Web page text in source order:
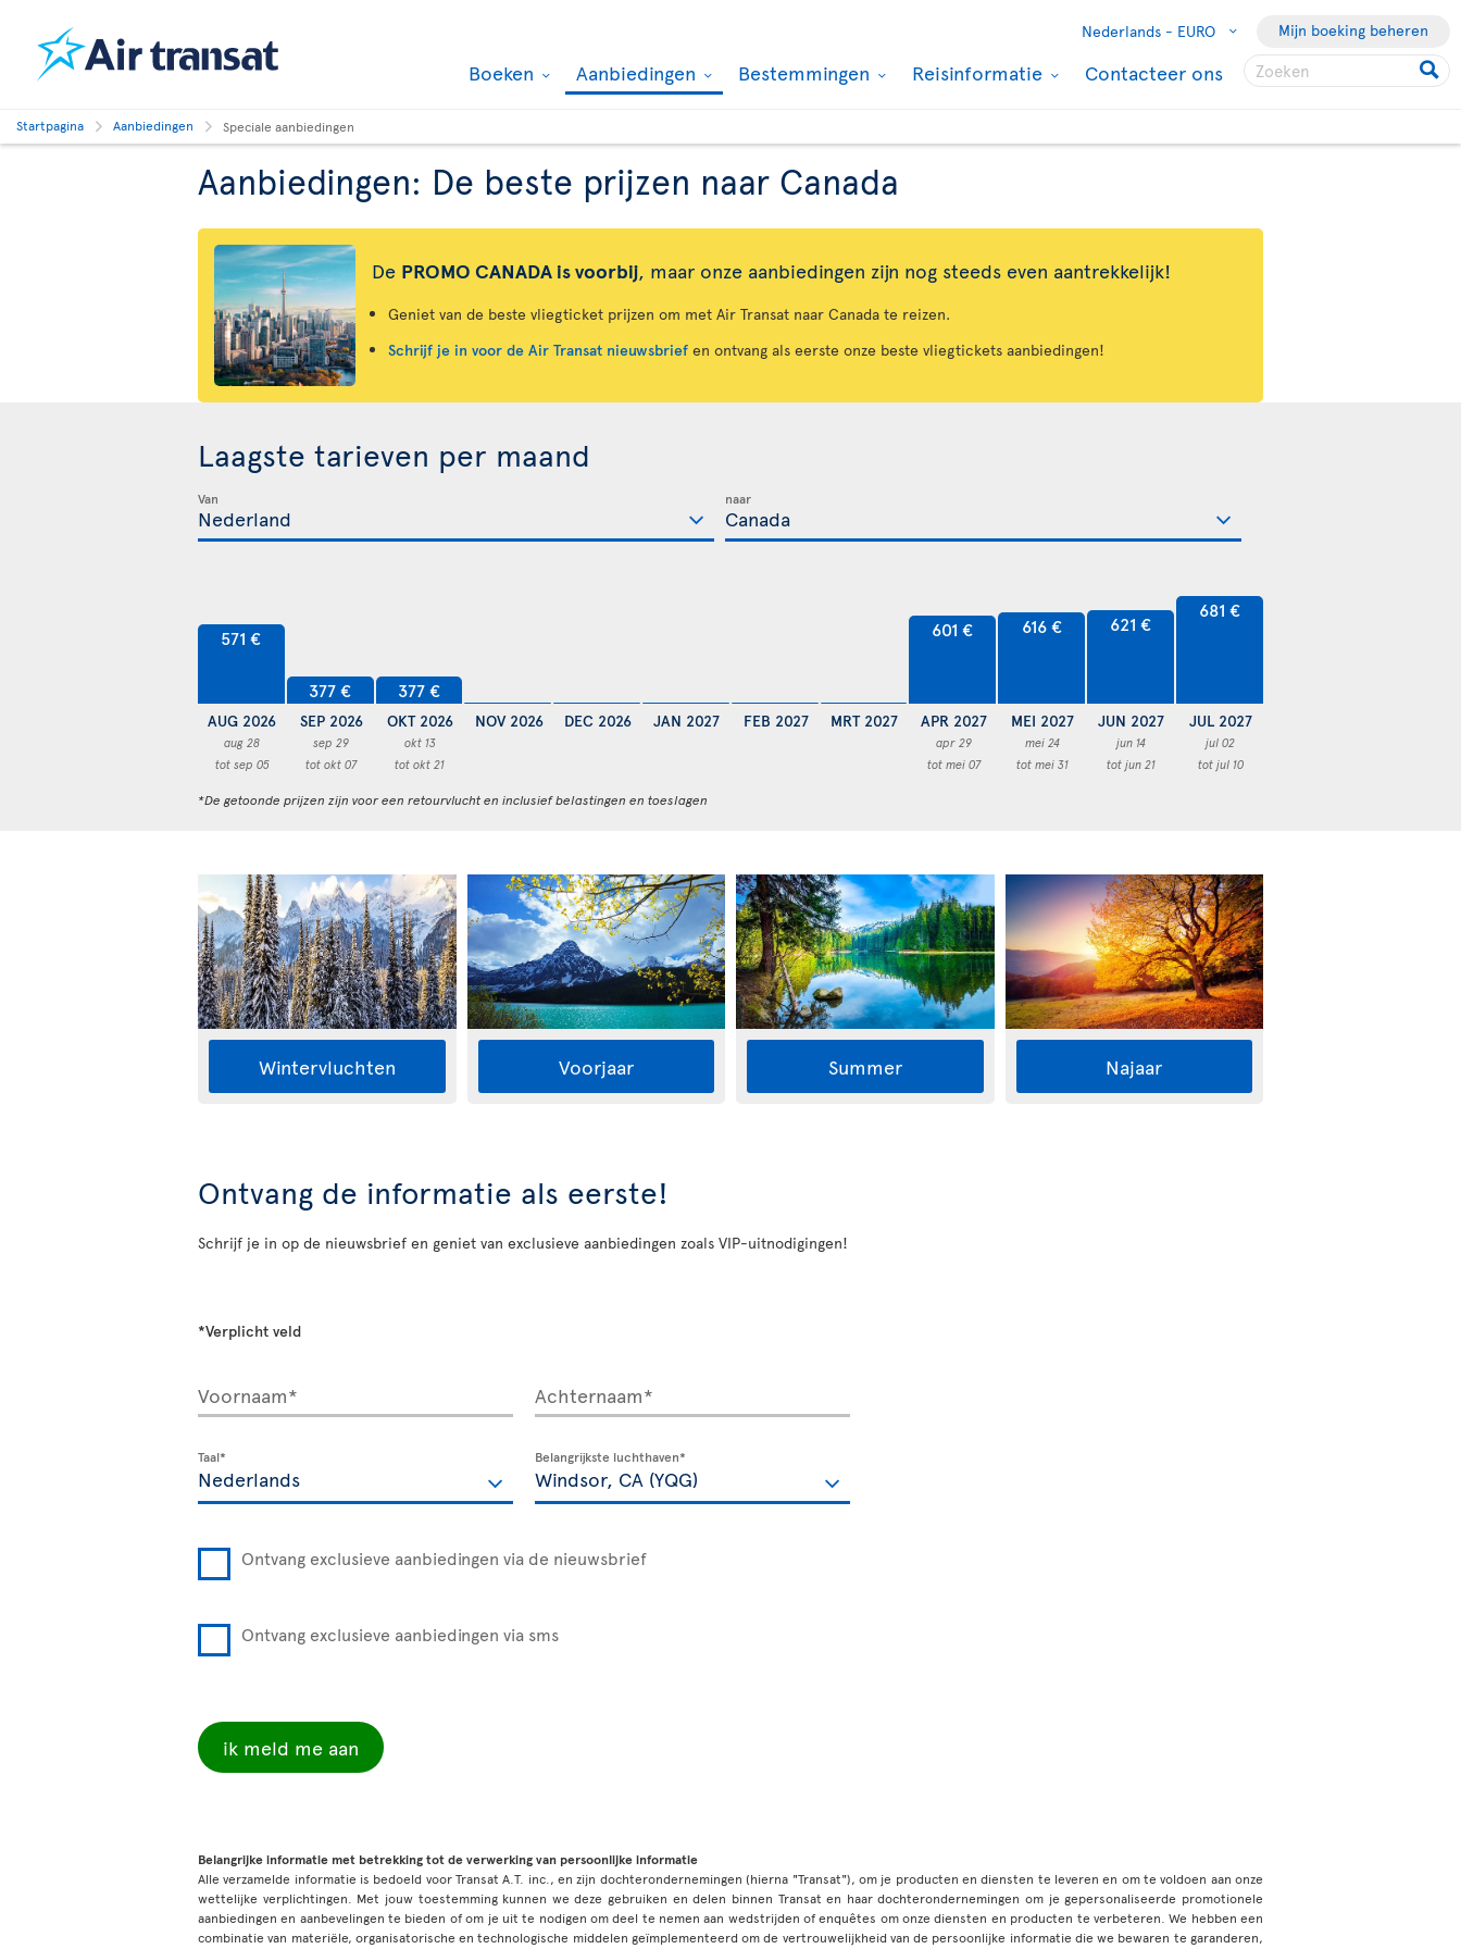
Nederlands - EURO Mijn boeking beheren
Boeken Aanbiedingen Bestemmingen Reisinformatie Contacteer ons
Startpagina Aanbiedingen Speciale aanbiedingen
Aanbiedingen: De beste prijzen naar Canada
De PROMO CANADA is voorbij, maar onze aanbiedingen zijn nog steeds even aantrekkelijk!
Geniet van de beste vliegticket prijzen om met Air Transat naar Canada te reizen.
Schrijf je in voor de Air Transat nieuwsbrief en ontvang als eerste onze beste vliegtickets aanbiedingen!
Laagste tarieven per maand
Van naar
571 €
AUG 2026
aug 28
tot sep 05
377 €
SEP 2026
sep 29
tot okt 07
377 €
OKT 2026
okt 13
tot okt 21
NOV 2026 DEC 2026 JAN 2027 FEB 2027 MRT 2027
601 €
APR 2027
apr 29
tot mei 07
616 €
MEI 2027
mei 24
tot mei 31
621 €
JUN 2027
jun 14
tot jun 21
681 €
JUL 2027
jul 02
tot jul 10
*De getoonde prijzen zijn voor een retourvlucht en inclusief belastingen en toeslagen
Wintervluchten Voorjaar Summer Najaar
Ontvang de informatie als eerste!
Schrijf je in op de nieuwsbrief en geniet van exclusieve aanbiedingen zoals VIP-uitnodigingen!
*Verplicht veld
Voornaam* Achternaam*
Taal* Belangrijkste luchthaven*
Ontvang exclusieve aanbiedingen via de nieuwsbrief
Ontvang exclusieve aanbiedingen via sms
ik meld me aan
Belangrijke informatie met betrekking tot de verwerking van persoonlijke informatie
Alle verzamelde informatie is bedoeld voor Transat A.T. inc., en zijn dochterondernemingen (hierna "Transat"), om je producten en diensten te leveren en om te voldoen aan onze
wettelijke verplichtingen. Met jouw toestemming kunnen we deze gebruiken en delen binnen Transat en haar dochterondernemingen om je gepersonaliseerde promotionele
aanbiedingen en aanbevelingen te bieden of om je uit te nodigen om deel te nemen aan wedstrijden of enquêtes om onze diensten en producten te verbeteren. We hebben een
combinatie van materiële, organisatorische en technologische middelen geïmplementeerd om de vertrouwelijkheid van de persoonlijke informatie die we bewaren te garanderen,